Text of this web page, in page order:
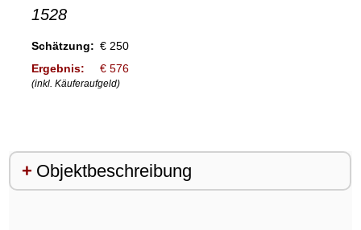
1528
Schätzung: € 250
Ergebnis:
€ 576
(inkl. Käuferaufgeld)
Objektbeschreibung